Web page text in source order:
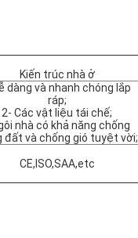
Kiến trúc nhà ở
dàng và nhanh chóng lắp
ráp;
2- Các vật liệu tái chế;
nhà có khả năng chống
đất và chống gió tuyệt vời;
CE,ISO,SAA,etc